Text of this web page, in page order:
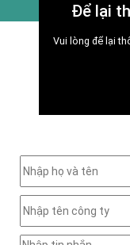
Để lại
Vui lòng để lại